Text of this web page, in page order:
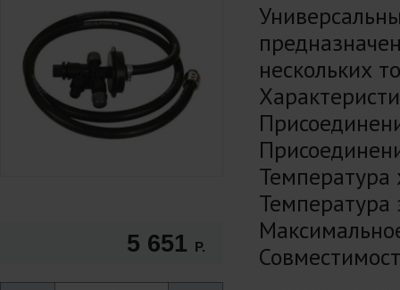
5 651 Р.
нескольких
Температура
Температура